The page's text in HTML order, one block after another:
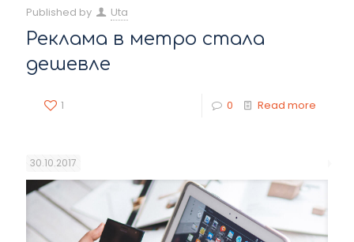
Published by Uta
Реклама в метро стала
дешевле
1 0 Read more
30.10.2017